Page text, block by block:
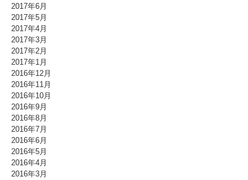
2017年6月
2017年5月
2017年4月
2017年3月
2017年2月
2017年1月
2016年12月
2016年11月
2016年10月
2016年9月
2016年8月
2016年7月
2016年6月
2016年5月
2016年4月
2016年3月